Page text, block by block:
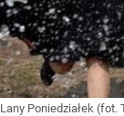
Lany Poniedziałek